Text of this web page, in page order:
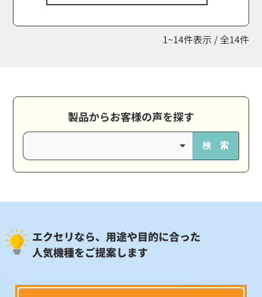
1~14件表示 / 全14件
製品からお客様の声を探す
検 索
エクセリなら、用途や目的に合った
人気機種をご提案します